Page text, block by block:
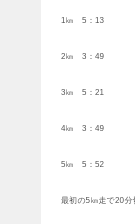
1㎞ 5：13
2㎞ 3：49
3㎞ 5：21
4㎞ 3：49
5㎞ 5：52
最初の5㎞走で20